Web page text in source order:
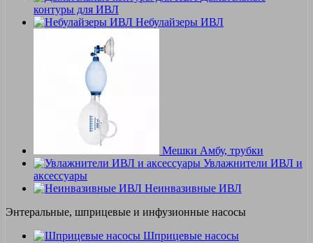
контуры для ИВЛ
Небулайзеры ИВЛ
Мешки Амбу, трубки
Увлажнители ИВЛ и
аксессуары
Неинвазивные ИВЛ
Энтеральные, шприцевые и инфузионные насосы
Шприцевые насосы